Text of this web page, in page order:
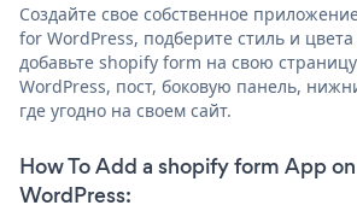
Создайте свое собственное
for WordPress, подберите стиль и цвета
добавьте shopify form на свою
WordPress, пост, боковую панель,
где угодно на своем сайт.
How To Add a shopify form App
WordPress: